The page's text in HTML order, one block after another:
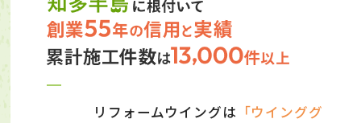
リフォームウイングは 「ウインググ